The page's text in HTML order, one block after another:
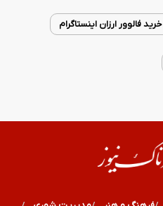
خرید فالوور ارزان اینستاگرام